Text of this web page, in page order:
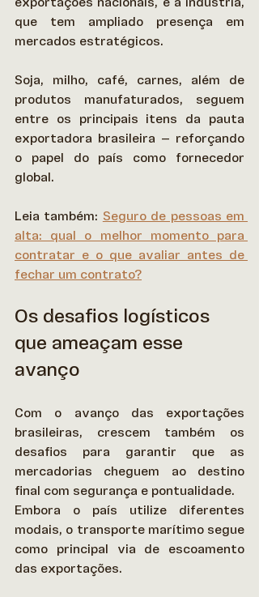
que tem ampliado presença em
mercados estratégicos.
Soja, milho, café, carnes, além de
produtos manufaturados, seguem
entre os principais itens da pauta
exportadora brasileira — reforçando
o papel do país como fornecedor
global.
Leia também: Seguro de pessoas em
alta: qual o melhor momento para
contratar e o que avaliar antes de
fechar um contrato?
Os desafios logísticos
que ameaçam esse
avanço
Com o avanço das exportações
brasileiras, crescem também os
desafios para garantir que as
mercadorias cheguem ao destino
final com segurança e pontualidade.
Embora o país utilize diferentes
modais, o transporte marítimo segue
como principal via de escoamento
das exportações.